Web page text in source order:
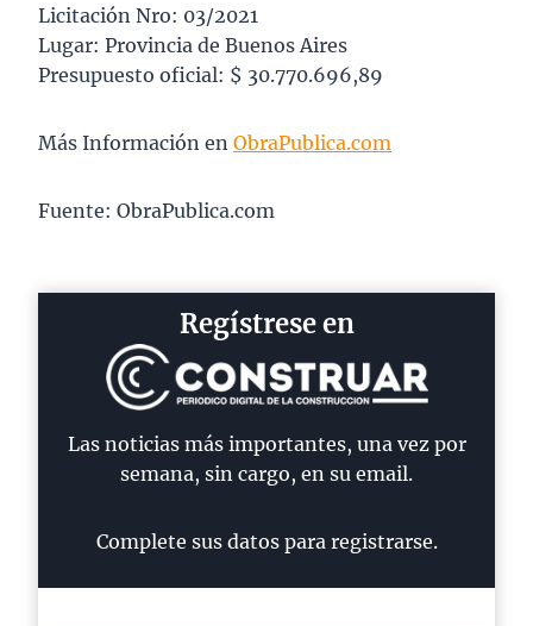
Licitación Nro: 03/2021
Lugar: Provincia de Buenos Aires
Presupuesto oficial: $ 30.770.696,89
Más Información en ObraPublica.com
Fuente: ObraPublica.com
Regístrese en
Las noticias más importantes, una vez por
semana, sin cargo, en su email.
Complete sus datos para registrarse.